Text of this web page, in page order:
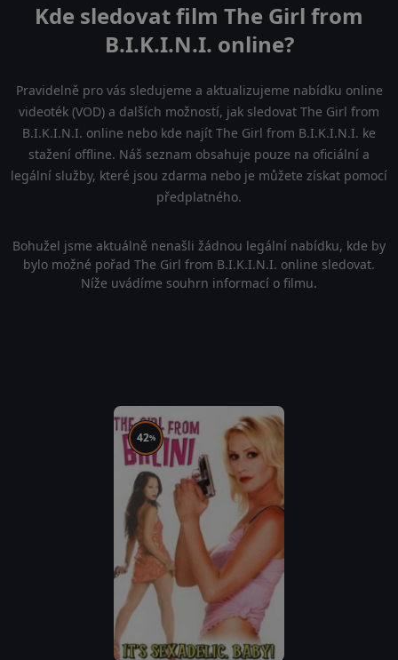
Kde sledovat film The Girl from
B.I.K.I.N.I. online?
Pravidelně pro vás sledujeme a aktualizujeme nabídku online
videoték (VOD) a dalších možností, jak sledovat The Girl from
B.I.K.I.N.I. online nebo kde najít The Girl from B.I.K.I.N.I. ke
stažení offline. Náš seznam obsahuje pouze na oficiální a
legální služby, které jsou zdarma nebo je můžete získat pomocí
předplatného.
Bohužel jsme aktuálně nenašli žádnou legální nabídku, kde by
bylo možné pořad The Girl from B.I.K.I.N.I. online sledovat.
Níže uvádíme souhrn informací o filmu.
42%